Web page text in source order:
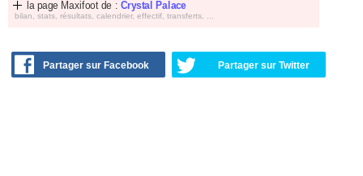
la page Maxifoot de : Crystal Palace
bilan, stats, résultats, calendrier, effectif, transferts, ...
Partager sur Facebook Partager sur Twitter